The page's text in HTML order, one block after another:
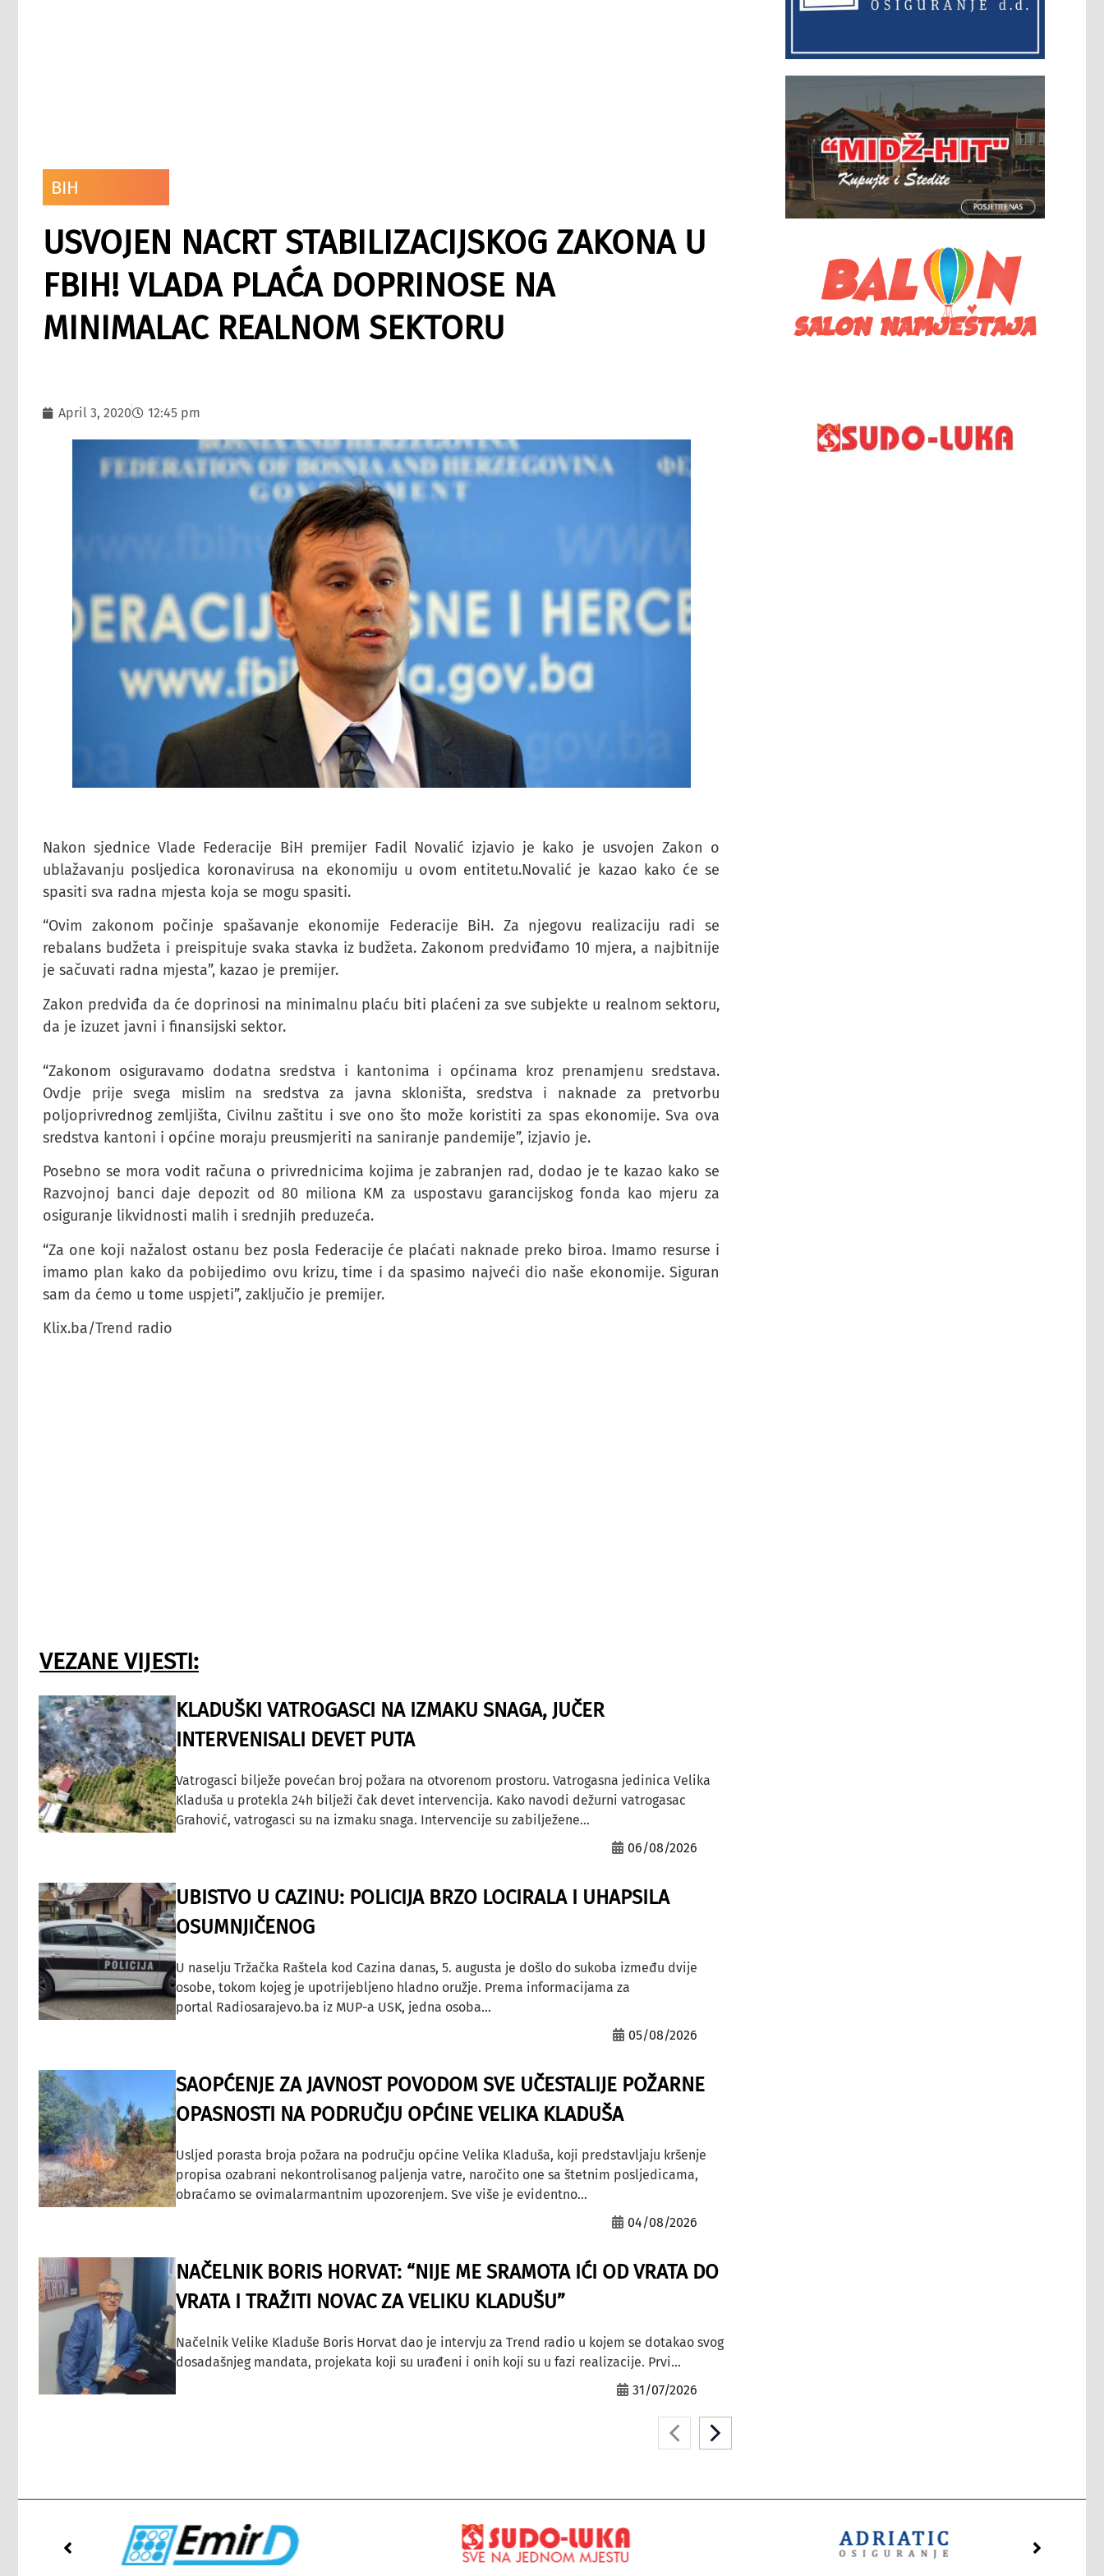
BIH
USVOJEN NACRT STABILIZACIJSKOG ZAKONA U
FBIH! VLADA PLAĆA DOPRINOSE NA
MINIMALAC REALNOM SEKTORU
April 3, 2020 12:45 pm
Nakon sjednice Vlade Federacije BiH premijer Fadil Novalić izjavio je kako je usvojen Zakon o
ublažavanju posljedica koronavirusa na ekonomiju u ovom entitetu.Novalić je kazao kako će se
spasiti sva radna mjesta koja se mogu spasiti.
“Ovim zakonom počinje spašavanje ekonomije Federacije BiH. Za njegovu realizaciju radi se
rebalans budžeta i preispituje svaka stavka iz budžeta. Zakonom predviđamo 10 mjera, a najbitnije
je sačuvati radna mjesta”, kazao je premijer.
Zakon predviđa da će doprinosi na minimalnu plaću biti plaćeni za sve subjekte u realnom sektoru,
da je izuzet javni i finansijski sektor.
“Zakonom osiguravamo dodatna sredstva i kantonima i općinama kroz prenamjenu sredstava.
Ovdje prije svega mislim na sredstva za javna skloništa, sredstva i naknade za pretvorbu
poljoprivrednog zemljišta, Civilnu zaštitu i sve ono što može koristiti za spas ekonomije. Sva ova
sredstva kantoni i općine moraju preusmjeriti na saniranje pandemije”, izjavio je.
Posebno se mora vodit računa o privrednicima kojima je zabranjen rad, dodao je te kazao kako se
Razvojnoj banci daje depozit od 80 miliona KM za uspostavu garancijskog fonda kao mjeru za
osiguranje likvidnosti malih i srednjih preduzeća.
“Za one koji nažalost ostanu bez posla Federacije će plaćati naknade preko biroa. Imamo resurse i
imamo plan kako da pobijedimo ovu krizu, time i da spasimo najveći dio naše ekonomije. Siguran
sam da ćemo u tome uspjeti”, zaključio je premijer.
Klix.ba/Trend radio
VEZANE VIJESTI:
KLADUŠKI VATROGASCI NA IZMAKU SNAGA, JUČER
INTERVENISALI DEVET PUTA
Vatrogasci bilježe povećan broj požara na otvorenom prostoru. Vatrogasna jedinica Velika
Kladuša u protekla 24h bilježi čak devet intervencija. Kako navodi dežurni vatrogasac
Grahović, vatrogasci su na izmaku snaga. Intervencije su zabilježene...
06/08/2026
UBISTVO U CAZINU: POLICIJA BRZO LOCIRALA I UHAPSILA
OSUMNJIČENOG
U naselju Tržačka Raštela kod Cazina danas, 5. augusta je došlo do sukoba između dvije
osobe, tokom kojeg je upotrijebljeno hladno oružje. Prema informacijama za
portal Radiosarajevo.ba iz MUP-a USK, jedna osoba...
05/08/2026
SAOPĆENJE ZA JAVNOST POVODOM SVE UČESTALIJE POŽARNE
OPASNOSTI NA PODRUČJU OPĆINE VELIKA KLADUŠA
Usljed porasta broja požara na području općine Velika Kladuša, koji predstavljaju kršenje
propisa ozabrani nekontrolisanog paljenja vatre, naročito one sa štetnim posljedicama,
obraćamo se ovimalarmantnim upozorenjem. Sve više je evidentno...
04/08/2026
NAČELNIK BORIS HORVAT: “NIJE ME SRAMOTA IĆI OD VRATA DO
VRATA I TRAŽITI NOVAC ZA VELIKU KLADUŠU”
Načelnik Velike Kladuše Boris Horvat dao je intervju za Trend radio u kojem se dotakao svog
dosadašnjeg mandata, projekata koji su urađeni i onih koji su u fazi realizacije. Prvi...
31/07/2026